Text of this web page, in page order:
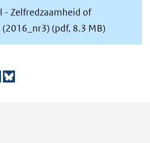
- Zelfredzaamheid of
(pdf, 8.3 MB)